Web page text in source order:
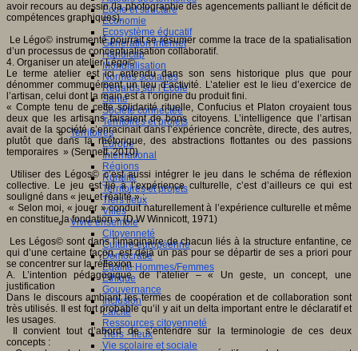
Ecole et structure
Economie
Ecosystème éducatif
Génération internet
Handicap
Mondialisation
Normes scolaires
Regards sur l’Ecole
Santé
Société connectée
Territoires et projets
Territoires
Europe
International
Régions
Ruralité
Territoires et projets
Tiers lieux
Villes
Vivre ensemble
Citoyenneté
Culture européenne
Démocratie
Egalité Hommes/Femmes
Ethique
Gouvernance
Inclusion
Laïcité
Ressources citoyenneté
Tiers - lieux
Vie scolaire et sociale
avoir recours au dessin (la photographie des agencements palliant le déficit de
compétences graphiques).
Le Légo© instrumenté pourrait se résumer comme la trace de la spatialisation
d’un processus de conceptualisation collaboratif.
4. Organiser un atelier Légo©
Le terme atelier est ici entendu dans son sens historique plus que pour
dénommer communément un lieu d’activité. L’atelier est le lieu d’exercice de
l’artisan, celui dont la main est à l’origine du produit fini.
« Compte tenu de cette solidarité rituelle, Confucius et Platon croyaient tous
deux que les artisans faisaient de bons citoyens. L’intelligence que l’artisan
avait de la société s’enracinait dans l’expérience concrète, directe, des autres,
plutôt que dans la rhétorique, des abstractions flottantes ou des passions
temporaires » (Sennett, 2010)
Utiliser des Légos© c’est aussi intégrer le jeu dans le schéma de réflexion
collective. Le jeu est lié à l’expérience culturelle, c’est d’ailleurs ce qui est
souligné dans « jeu et réalité » :
« Selon moi, « jouer » conduit naturellement à l’expérience culturelle et même
en constitue la fondation » (D.W Winnicott, 1971)
Les Légos© sont dans l’imaginaire de chacun liés à la structure enfantine, ce
qui d’une certaine façon, est déjà un pas pour se départir de ses a priori pour
se concentrer sur la réflexion.
A. L’intention pédagogique de l’atelier – « Un geste, un concept, une
justification
Dans le discours ambiant les termes de coopération et de collaboration sont
très utilisés. Il est fort probable qu’il y ait un delta important entre le déclaratif et
les usages.
Il convient tout d’abord de s’entendre sur la terminologie de ces deux
concepts :